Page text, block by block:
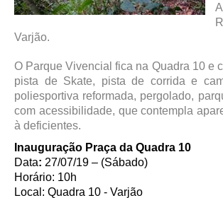
Varjão.
O Parque Vivencial fica na Quadra 10 e
pista de Skate, pista de corrida e
poliesportiva reformada, pergolado,
com acessibilidade, que contempla
à deficientes.
Inauguração Praça da Quadra 10
Data: 27/07/19 – (Sábado)
Horário: 10h
Local: Quadra 10 - Varjão